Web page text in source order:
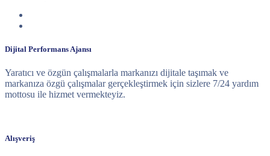
Dijital Performans Ajansı
Yaratıcı ve özgün çalışmalarla markanızı dijitale taşımak ve
markanıza özgü çalışmalar gerçekleştirmek için sizlere 7/24 yardım
mottosu ile hizmet vermekteyiz.
Alışveriş